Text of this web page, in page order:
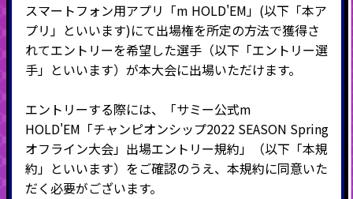
スマートフォン用アプリ「m HOLD'EM」 (以下「本ア
プリ」といいます)にて出場権を所定の方法で獲得さ
れてエントリーを希望した選手（以下「エントリー選
手」といいます）が本大会に出場いただけます。
エントリーする際には、「サミー公式m
HOLD'EM 「チャンピオンシップ2022 SEASON Spring
オフライン大会」出場エントリー規約」（以下「本規
約」といいます）をご確認のうえ、本規約に同意いた
だく必要がございます。